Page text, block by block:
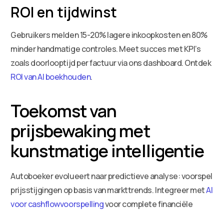
ROI en tijdwinst
Gebruikers melden 15-20% lagere inkoopkosten en 80%
minder handmatige controles. Meet succes met KPI’s
zoals doorlooptijd per factuur via ons dashboard. Ontdek
ROI van AI boekhouden.
Toekomst van
prijsbewaking met
kunstmatige intelligentie
Autoboeker evolueert naar predictieve analyse: voorspel
prijsstijgingen op basis van markttrends. Integreer metAI
voor cashflowvoorspellingvoor complete financiële